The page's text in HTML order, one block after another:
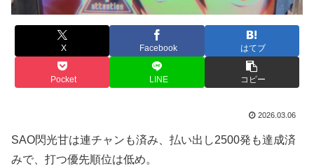
X Facebook はてブ
Pocket LINE コピー
2026.03.06
SAO閃光甘は連チャンも済み、払い出し2500発も達成済
みで、打つ優先順位は低め。